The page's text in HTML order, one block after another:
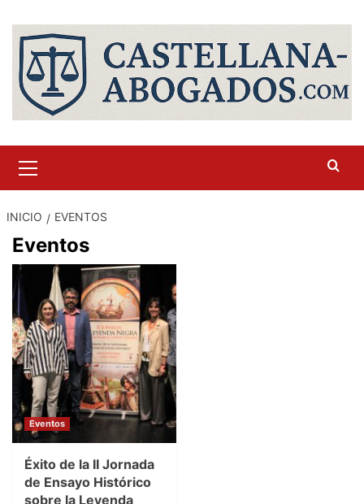
contenido
primario
INICIO EVENTOS
Eventos
Eventos
Éxito de la II Jornada
de Ensayo Histórico
sobre la Leyenda